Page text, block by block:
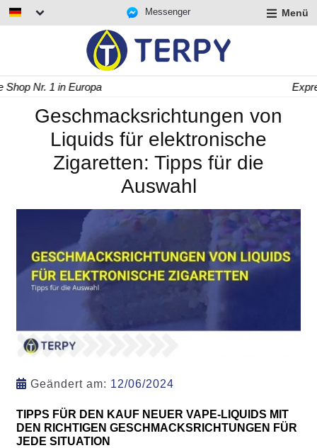
Messenger Menü
Express Lieferung in 24/48 h
Geschmacksrichtungen von
Liquids für elektronische
Zigaretten: Tipps für die
Auswahl
Geändert am: 12/06/2024
TIPPS FÜR DEN KAUF NEUER VAPE-LIQUIDS MIT
DEN RICHTIGEN GESCHMACKSRICHTUNGEN FÜR
JEDE SITUATION